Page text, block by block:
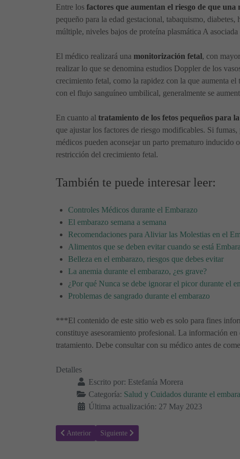
Entre los factores que aumentan el riesgo de que
pequeño para la edad gestacional, tabaquismo,
múltiple, niveles bajos de proteína plasmática A
El médico realizará una monitorización fetal, con
realizar lo que se denomina estudios Doppler de los
crecimiento fetal, como la rapidez con la que aumenta
con el flujo sanguíneo umbilical, generalmente se
En cuanto al tratamiento de los fetos pequeños para
que ajustar los factores de riesgo modificables. Si
médicos pueden aconsejar un parto prematuro inducido
restricción del crecimiento fetal.
También te puede interesar leer:
Controles Médicos durante el Embarazo
El embarazo semana a semana
Recomendaciones para Aliviar las Molestias en el
Alimentos que se deben evitar cuando se está
Belleza en el embarazo, riesgos que debes evitar
La anemia durante el embarazo, ¿es grave?
¿Por qué Nunca se debe ignorar el picor durante el
Problemas de sangrado durante el embarazo
***El contenido de este sitio web es solo para fines
constituye asesoramiento profesional. La información
tratamiento. Debe consultar con su médico antes de
Detalles
Escrito por: Estefanía Morera
Categoría: Salud y Cuidados durante el
Última actualización: 27 May 2023
Artículo anterior: ¿Se puede saber el género del bebé con la
Anterior Artículo siguiente: 22 Ideas de regalos para una
Siguiente